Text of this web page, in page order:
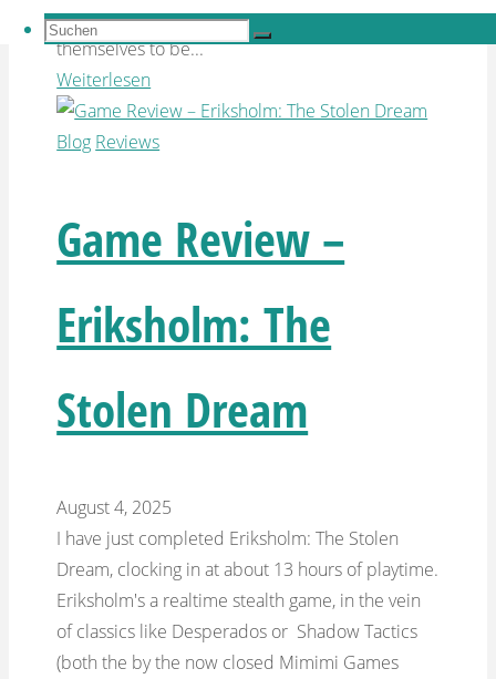
Suchen
nach:
Suchen
rise and the prominent personalities revealing
themselves to be...
Weiterlesen
Blog Reviews
Game Review –
Eriksholm: The
Stolen Dream
August 4, 2025
I have just completed Eriksholm: The Stolen
Dream, clocking in at about 13 hours of playtime.
Eriksholm's a realtime stealth game, in the vein
of classics like Desperados or Shadow Tactics
(both the by the now closed Mimimi Games